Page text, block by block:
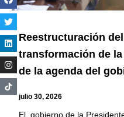
Reestructuración
transformación de
de la agenda del
julio 30, 2026
El gobierno de la